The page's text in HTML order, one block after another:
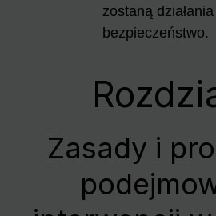
zostaną
bezpieczeństwo.
Zasady i